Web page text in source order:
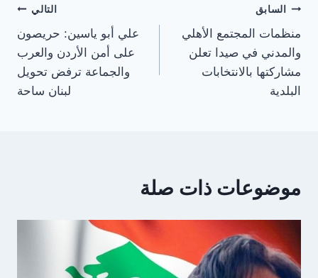
تصفّح
المقالات
السابق
منظمات المجتمع الأهلي
والمدني في صيدا تعلن
مشاركتها بالانتخابات
البلدية
التالي
علي أبو ياسين: حريصون
على أمن الأردن والعرب
والجماعة ترفض تحويل
لبنان ساحة
موضوعات ذات صلة